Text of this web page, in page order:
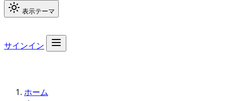
表示テーマ
サインイン
ホーム